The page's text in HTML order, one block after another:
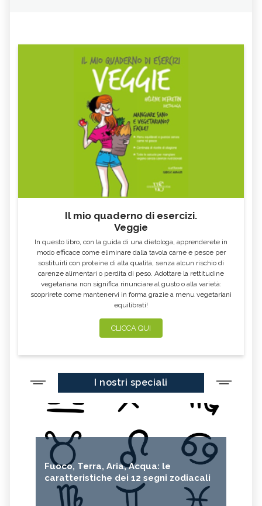
Il mio quaderno di esercizi.
Veggie
In questo libro, con la guida di una dietologa, apprenderete in
modo efficace come eliminare dalla tavola carne e pesce per
sostituirli con proteine di alta qualità, senza alcun rischio di
carenze alimentari o perdita di peso. Adottare la rettitudine
vegetariana non significa rinunciare al gusto o alla varietà:
scoprirete come mantenervi in forma grazie a menu vegetariani
equilibrati!
CLICCA QUI
I nostri speciali
Fuoco, Terra, Aria, Acqua: le
caratteristiche dei 12 segni zodiacali